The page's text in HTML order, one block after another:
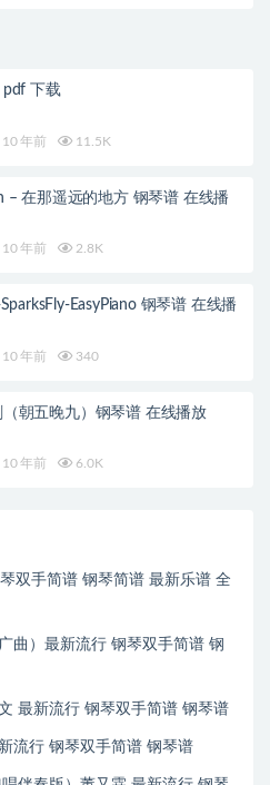
pdf 下载
10 年前 11.5K
– 在那遥远的地方 钢琴谱 在线播
10 年前 2.8K
SparksFly-EasyPiano 钢琴谱 在线播
10 年前 340
朝五晚九）钢琴谱 在线播放
10 年前 6.0K
双手简谱 钢琴简谱 最新乐谱 全
曲）最新流行 钢琴双手简谱 钢
最新流行 钢琴双手简谱 钢琴谱
流行 钢琴双手简谱 钢琴谱